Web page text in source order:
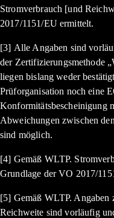
Stromverbrauch [und
2017/1151/EU ermittelt.
[3] Alle Angaben sind
der Zertifizierungsmethode
liegen bislang weder
Prüforganisation noch eine
Konformitätsbescheinigung
Abweichungen zwischen
sind möglich.
[4] Gemäß WLTP.
Grundlage der VO 2017/
[5] Gemäß WLTP. Angaben
Reichweite sind vorläufig